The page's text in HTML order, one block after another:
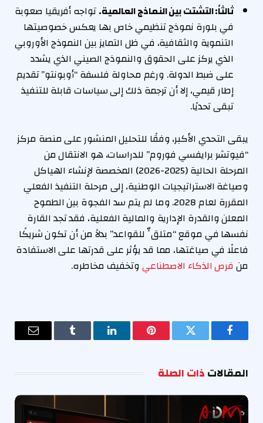
ثالثاً: التشتت بين النماذج العالمية.تواجه أفريقيا صعوبة
في بلورة نموذج تنظيمي خاص بها يعكس خصوصيتها
التنموية والثقافية، في ظل التمايز بين النموذج الأوروبي
الذي يركز على الحقوق والنموذج الصيني الذي يشدد
على ضبط الدولة. ورغم محاولة فلسفة “أوبونتو” تقديم
إطار قيمي، إلا أن ترجمة ذلك إلى سياسات قابلة للتنفيذ
تبقى تحديًا.
يبقى التحدي الأكبر، وفقًا للتحليل المنشور على منصة مركز
“فيوتشر برايفسي فوروم” للدراسات، هو الانتقال من
المرحلة الحالية (2025-2026) المخصصة لإنشاء الهياكل
وصياغة الاستراتيجيات الوطنية، إلى مرحلة التنفيذ الفعلي
المقررة لعام 2028. وما لم يتم سد الفجوة بين الطموح
المعلن والقدرة الإدارية والمالية الفعلية، فقد تجد القارة
نفسها في موقع “متلقٍّ للقواعد” بدلاً من أن تكون شريكًا
فاعلًا في صياغتها، مما قد يؤثر على قدرتها على الاستفادة
من فرص الذكاء الاصطناعي وتخفيف مخاطره.
فيسبوك تويتر بينتيريستلينكدإن Tumblr
البريد
المقالاتذات الصلة